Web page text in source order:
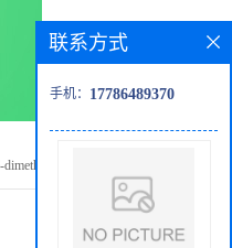
3',5'-
联系方式
手机： 17786489370